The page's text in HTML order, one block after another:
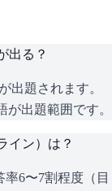
出る？
出題されます。
出題範囲です。
イン）は？
6〜7割程度（目